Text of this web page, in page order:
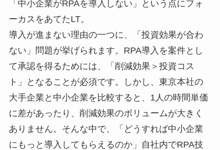
「中小企業がRPAを導入しない」という点にフォ
ーカスをあてたLT。
導入が進まない理由の一つに、「投資効果が合わ
ない」問題が挙げられます。RPA導入を案件とし
て承認を得るためには、「削減効果＞投資コス
ト」となることが必須です。しかし、東京本社の
大手企業と中小企業を比較すると、1人の時間単価
に差があったり、削減効果のボリュームが大きく
ありません。そんな中で、「どうすれば中小企業
にもっと導入してもらえるのか」自社内でRPA技